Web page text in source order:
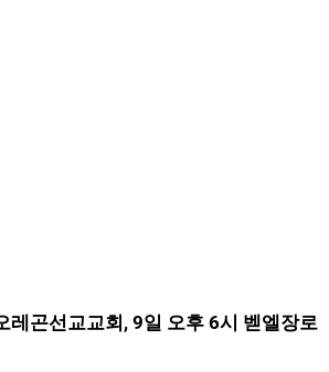
레곤선교교회, 9일 오후 6시 벧엘장로